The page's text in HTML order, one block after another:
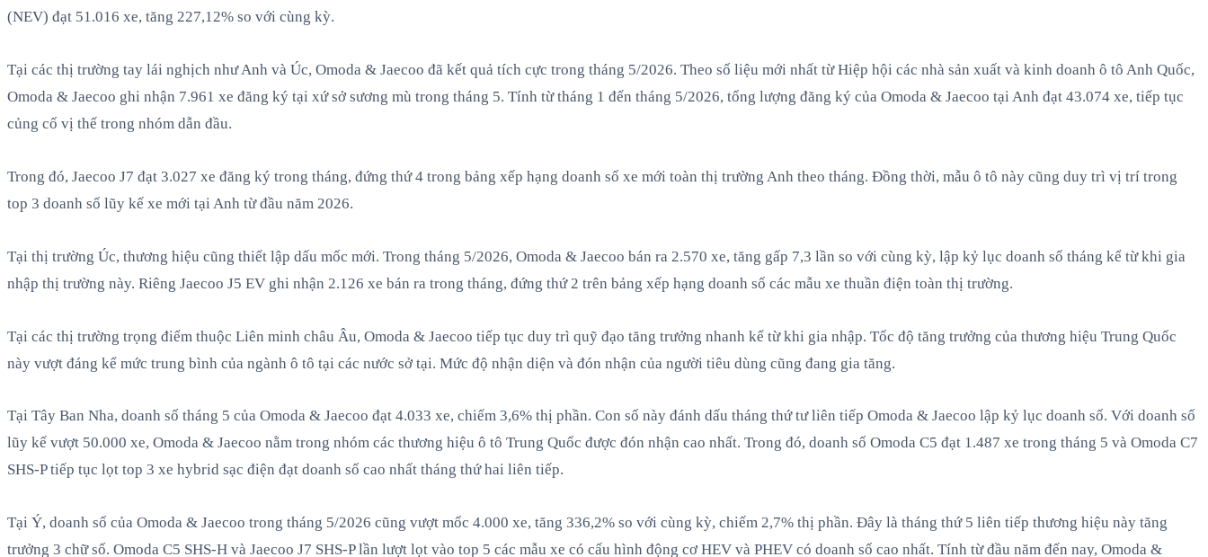
(NEV) đạt 51.016 xe, tăng 227,12% so với cùng kỳ.
Tại các thị trường tay lái nghịch như Anh và Úc, Omoda & Jaecoo đã kết quả tích cực trong tháng 5/2026. Theo số liệu mới nhất từ Hiệp hội các nhà sản xuất và kinh doanh ô tô Anh Quốc,
Omoda & Jaecoo ghi nhận 7.961 xe đăng ký tại xứ sở sương mù trong tháng 5. Tính từ tháng 1 đến tháng 5/2026, tổng lượng đăng ký của Omoda & Jaecoo tại Anh đạt 43.074 xe, tiếp tục
củng cố vị thế trong nhóm dẫn đầu.
Trong đó, Jaecoo J7 đạt 3.027 xe đăng ký trong tháng, đứng thứ 4 trong bảng xếp hạng doanh số xe mới toàn thị trường Anh theo tháng. Đồng thời, mẫu ô tô này cũng duy trì vị trí trong
top 3 doanh số lũy kế xe mới tại Anh từ đầu năm 2026.
Tại thị trường Úc, thương hiệu cũng thiết lập dấu mốc mới. Trong tháng 5/2026, Omoda & Jaecoo bán ra 2.570 xe, tăng gấp 7,3 lần so với cùng kỳ, lập kỷ lục doanh số tháng kể từ khi gia
nhập thị trường này. Riêng Jaecoo J5 EV ghi nhận 2.126 xe bán ra trong tháng, đứng thứ 2 trên bảng xếp hạng doanh số các mẫu xe thuần điện toàn thị trường.
Tại các thị trường trọng điểm thuộc Liên minh châu Âu, Omoda & Jaecoo tiếp tục duy trì quỹ đạo tăng trưởng nhanh kể từ khi gia nhập. Tốc độ tăng trưởng của thương hiệu Trung Quốc
này vượt đáng kể mức trung bình của ngành ô tô tại các nước sở tại. Mức độ nhận diện và đón nhận của người tiêu dùng cũng đang gia tăng.
Tại Tây Ban Nha, doanh số tháng 5 của Omoda & Jaecoo đạt 4.033 xe, chiếm 3,6% thị phần. Con số này đánh dấu tháng thứ tư liên tiếp Omoda & Jaecoo lập kỷ lục doanh số. Với doanh số
lũy kế vượt 50.000 xe, Omoda & Jaecoo nằm trong nhóm các thương hiệu ô tô Trung Quốc được đón nhận cao nhất. Trong đó, doanh số Omoda C5 đạt 1.487 xe trong tháng 5 và Omoda C7
SHS-P tiếp tục lọt top 3 xe hybrid sạc điện đạt doanh số cao nhất tháng thứ hai liên tiếp.
Tại Ý, doanh số của Omoda & Jaecoo trong tháng 5/2026 cũng vượt mốc 4.000 xe, tăng 336,2% so với cùng kỳ, chiếm 2,7% thị phần. Đây là tháng thứ 5 liên tiếp thương hiệu này tăng
trưởng 3 chữ số. Omoda C5 SHS-H và Jaecoo J7 SHS-P lần lượt lọt vào top 5 các mẫu xe có cấu hình động cơ HEV và PHEV có doanh số cao nhất. Tính từ đầu năm đến nay, Omoda &